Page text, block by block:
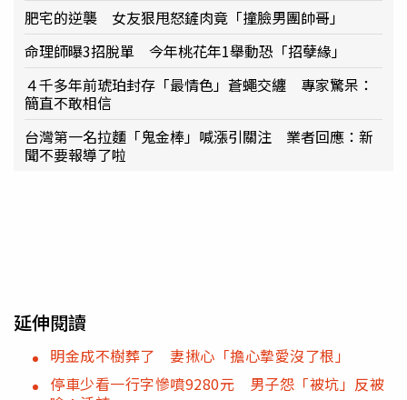
肥宅的逆襲 女友狠甩怒鏟肉竟「撞臉男團帥哥」
命理師曝3招脫單 今年桃花年1舉動恐「招孽緣」
４千多年前琥珀封存「最情色」蒼蠅交纏 專家驚呆：
簡直不敢相信
台灣第一名拉麵「鬼金棒」喊漲引關注 業者回應：新
聞不要報導了啦
延伸閱讀
明金成不樹葬了 妻揪心「擔心摯愛沒了根」
停車少看一行字慘噴9280元 男子怨「被坑」反被